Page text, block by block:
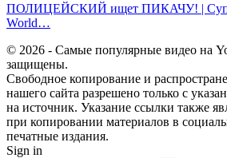
ПОЛИЦЕЙСКИЙ ищет ПИКАЧУ! |
World…
© 2026 - Самые популярные видео на
защищены.
Свободное копирование и
нашего сайта разрешено только с
на источник. Указание ссылки также
при копировании материалов в
печатные издания.
Sign in